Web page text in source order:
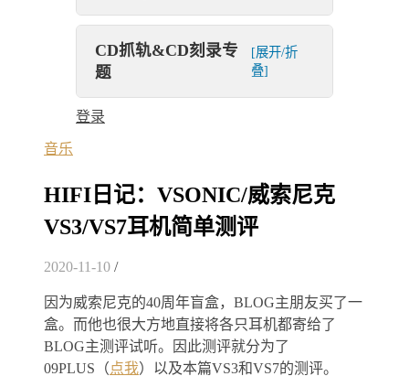
CD抓轨&CD刻录专
题
[展开/折
叠]
登录
音乐
HIFI日记：VSONIC/威索尼克
VS3/VS7耳机简单测评
2020-11-10 /
因为威索尼克的40周年盲盒，BLOG主朋友买了一
盒。而他也很大方地直接将各只耳机都寄给了
BLOG主测评试听。因此测评就分为了
09PLUS（点我）以及本篇VS3和VS7的测评。